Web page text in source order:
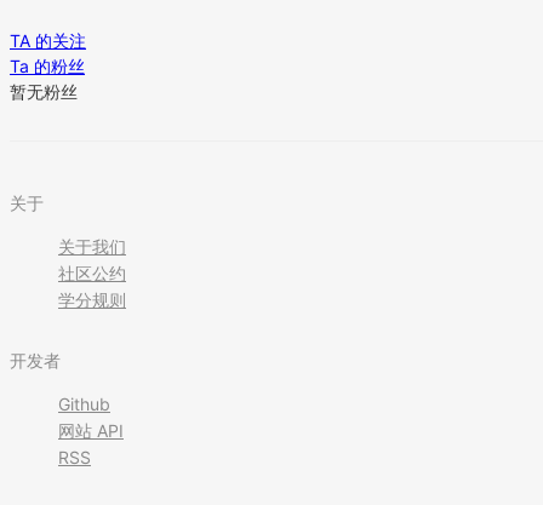
TA 的关注
Ta 的粉丝
暂无粉丝
关于
关于我们
社区公约
学分规则
开发者
Github
网站 API
RSS